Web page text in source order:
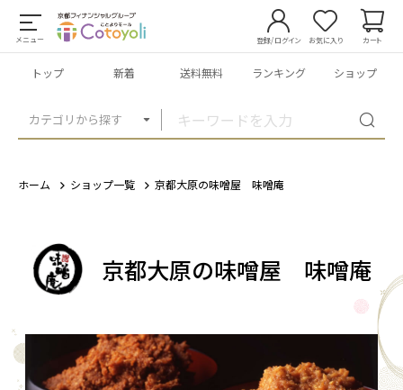
メニュー
カテゴリから探す
登録/ログイン お気に入り カート
トップ 新着 送料無料 ランキング ショップ
ホーム ショップ一覧 京都大原の味噌屋 味噌庵
京都大原の味噌屋 味噌庵